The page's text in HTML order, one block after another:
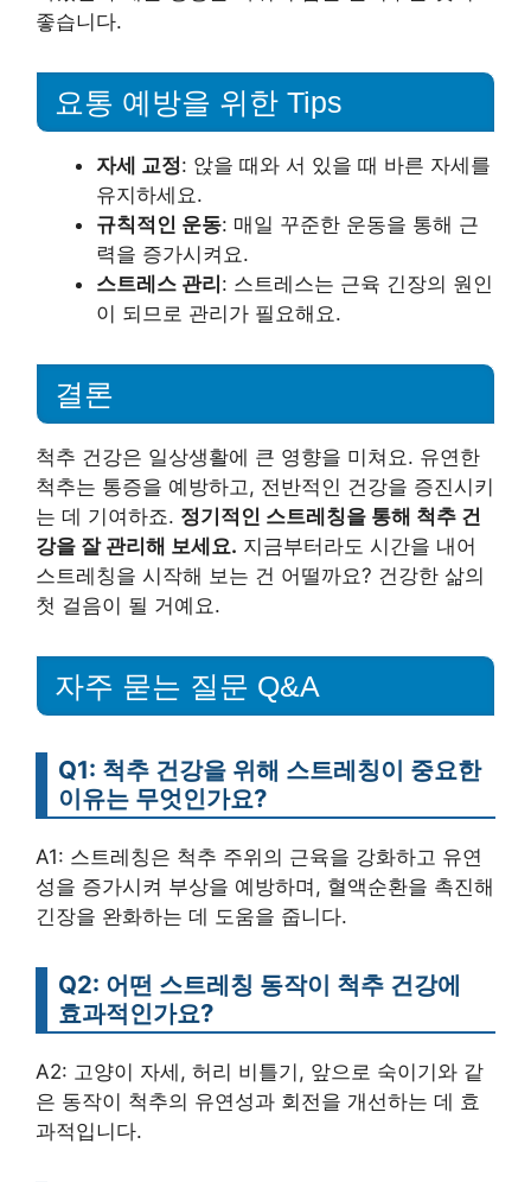
좋습니다.
요통 예방을 위한 Tips
자세 교정: 앉을 때와 서 있을 때 바른 자세를
유지하세요.
규칙적인 운동: 매일 꾸준한 운동을 통해 근
력을 증가시켜요.
스트레스 관리 : 스트레스는 근육 긴장의 원인
이 되므로 관리가 필요해요.
결론
척추 건강은 일상생활에 큰 영향을 미쳐요. 유연한
척추는 통증을 예방하고, 전반적인 건강을 증진시키
는 데 기여하죠. 정기적인 스트레칭을 통해 척추 건
강을 잘 관리해 보세요. 지금부터라도 시간을 내어
스트레칭을 시작해 보는 건 어떨까요? 건강한 삶의
첫 걸음이 될 거예요.
자주 묻는 질문 Q&A
Q1: 척추 건강을 위해 스트레칭이 중요한
이유는 무엇인가요?
A1: 스트레칭은 척추 주위의 근육을 강화하고 유연
성을 증가시켜 부상을 예방하며, 혈액순환을 촉진해
긴장을 완화하는 데 도움을 줍니다.
Q2: 어떤 스트레칭 동작이 척추 건강에
효과적인가요?
A2: 고양이 자세, 허리 비틀기, 앞으로 숙이기와 같
은 동작이 척추의 유연성과 회전을 개선하는 데 효
과적입니다.